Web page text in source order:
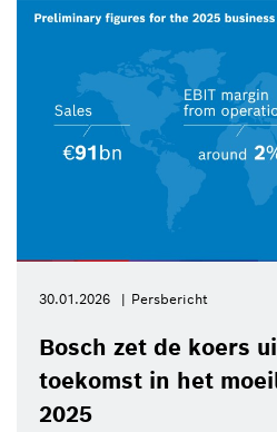
30.01.2026 Persbericht
Bosch zet de koers
toekomst in het
2025